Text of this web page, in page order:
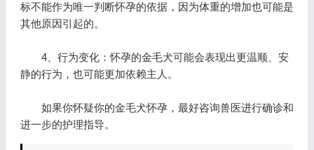
标不能作为唯一判断怀孕的依据，因为体重的增加也可能是
其他原因引起的。
4、行为变化：怀孕的金毛犬可能会表现出更温顺、安
静的行为，也可能更加依赖主人。
如果你怀疑你的金毛犬怀孕，最好咨询兽医进行确诊和
进一步的护理指导。